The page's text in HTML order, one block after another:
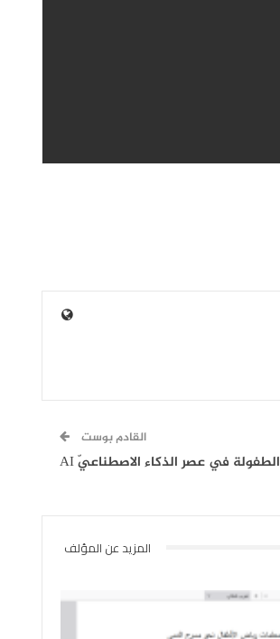
القادم بوست
الطفولة في عصر الذكاء الاصطناعيّ AI
المزيد عن المؤلف